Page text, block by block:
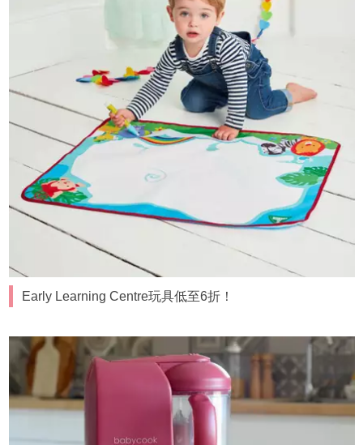
Early Learning Centre玩具低至6折！